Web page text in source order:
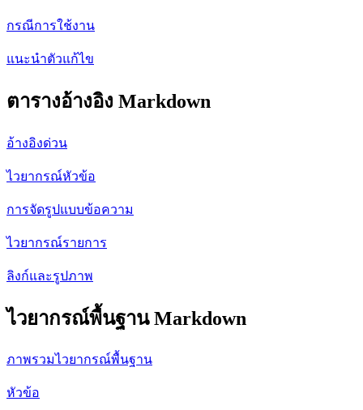
กรณีการใช้งาน
แนะนำตัวแก้ไข
ตารางอ้างอิง Markdown
อ้างอิงด่วน
ไวยากรณ์หัวข้อ
การจัดรูปแบบข้อความ
ไวยากรณ์รายการ
ลิงก์และรูปภาพ
ไวยากรณ์พื้นฐาน Markdown
ภาพรวมไวยากรณ์พื้นฐาน
หัวข้อ